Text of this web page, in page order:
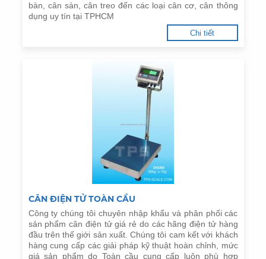
bàn, cân sàn, cân treo đến các loại cân cơ, cân thông
dụng uy tín tại TPHCM
Chi tiết
CÂN ĐIỆN TỬ TOÀN CẦU
Công ty chúng tôi chuyên nhập khẩu và phân phối các
sản phẩm cân điện tử giá rẻ do các hãng điện tử hàng
đầu trên thế giới sản xuất. Chúng tôi cam kết với khách
hàng cung cấp các giải pháp kỹ thuật hoàn chỉnh, mức
giá sản phẩm do Toàn cầu cung cấp luôn phù hợp